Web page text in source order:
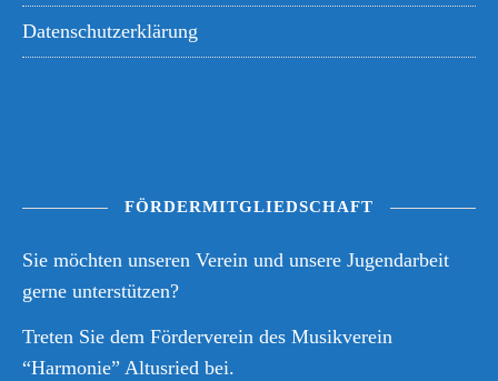
Datenschutzerklärung
FÖRDERMITGLIEDSCHAFT
Sie möchten unseren Verein und unsere Jugendarbeit
gerne unterstützen?
Treten Sie dem Förderverein des Musikverein
“Harmonie” Altusried bei.